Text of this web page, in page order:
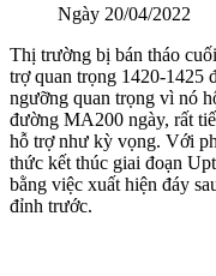
Ngày 20/04/2022
Thị trường bị bán tháo
trợ quan trọng 1420-1425
ngưỡng quan trọng vì nó
đường MA200 ngày, rất
hỗ trợ như kỳ vọng. Với
thức kết thúc giai đoạn
bằng việc xuất hiện đáy
đỉnh trước.